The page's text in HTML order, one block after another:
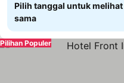
Pilih tanggal untuk
sama
Pilihan Populer